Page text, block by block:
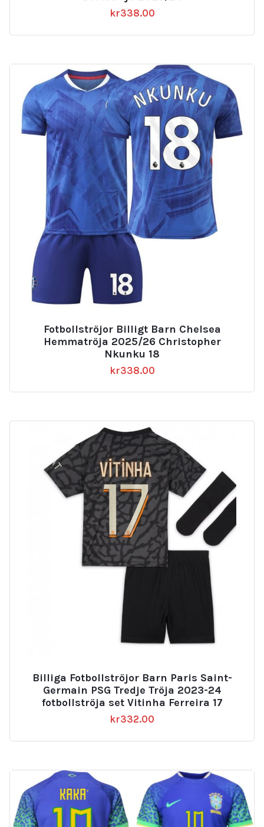
kr338.00
Fotbollströjor Billigt Barn Chelsea
Hemmatröja 2025/26 Christopher
Nkunku 18
kr338.00
Billiga Fotbollströjor Barn Paris Saint-
Germain PSG Tredje Tröja 2023-24
fotbollströja set Vitinha Ferreira 17
kr332.00